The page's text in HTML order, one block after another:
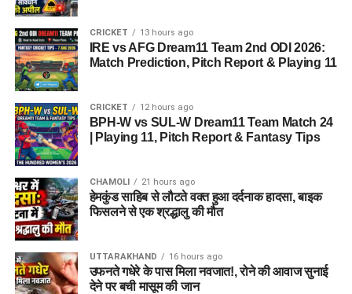
CRICKET 13 hours ago
IRE vs AFG Dream11 Team 2nd ODI 2026:
Match Prediction, Pitch Report & Playing 11
CRICKET 12 hours ago
BPH-W vs SUL-W Dream11 Team Match 24
| Playing 11, Pitch Report & Fantasy Tips
CHAMOLI 21 hours ago
हेमकुंड साहिब से लौटते वक्त हुआ दर्दनाक हादसा, बाइक
फिसलने से एक श्रद्धालु की मौत
UTTARAKHAND 16 hours ago
उफनते गधेरे के पास मिला नवजात!, रोने की आवाज सुनाई
देने पर बची मासूम की जान